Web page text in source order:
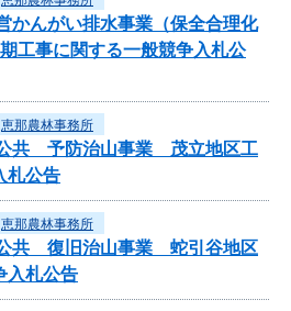
かんがい排水事業（保全合理化
事に関する一般競争入札公
恵那農林事務所
公共 予防治山事業 茂立地区工
札公告
恵那農林事務所
公共 復旧治山事業 蛇引谷地区
入札公告